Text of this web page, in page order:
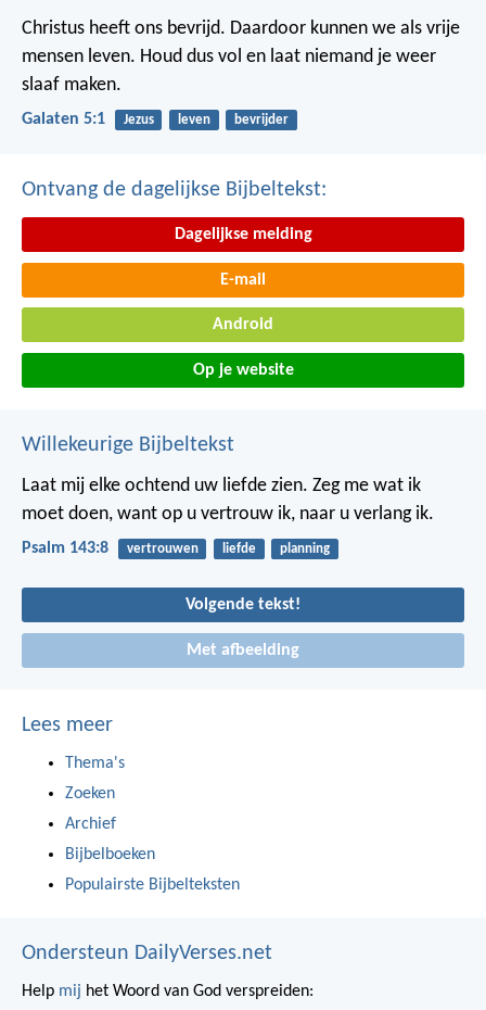
Christus heeft ons bevrijd. Daardoor kunnen we als vrije
mensen leven. Houd dus vol en laat niemand je weer
slaaf maken.
Galaten 5:1 Jezus leven bevrijder
Ontvang de dagelijkse Bijbeltekst:
Dagelijkse melding
E-mail
Android
Op je website
Willekeurige Bijbeltekst
Laat mij elke ochtend uw liefde zien. Zeg me wat ik
moet doen, want op u vertrouw ik, naar u verlang ik.
Psalm 143:8 vertrouwen liefde planning
Volgende tekst!
Met afbeelding
Lees meer
Thema's
Zoeken
Archief
Bijbelboeken
Populairste Bijbelteksten
Ondersteun DailyVerses.net
Help mij het Woord van God verspreiden: